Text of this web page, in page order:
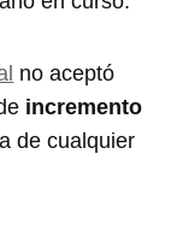
no aceptó
incremento
de cualquier